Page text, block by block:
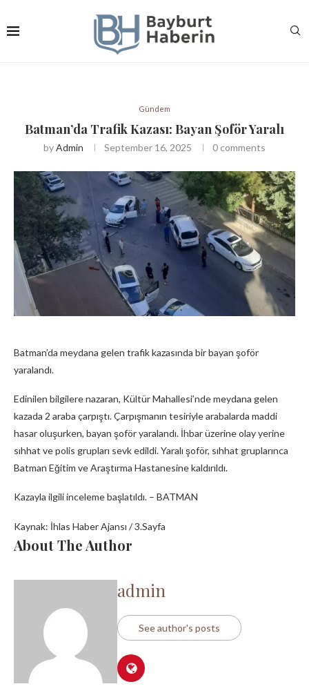
Gündem
Batman’da Trafik Kazası: Bayan Şoför Yaralı
byAdmin September 16, 2025 0 comments
Batman’da meydana gelen trafik kazasında bir bayan şoför
yaralandı.
Edinilen bilgilere nazaran, Kültür Mahallesi’nde meydana gelen
kazada 2 araba çarpıştı. Çarpışmanın tesiriyle arabalarda maddi
hasar oluşurken, bayan şoför yaralandı. İhbar üzerine olay yerine
sıhhat ve polis grupları sevk edildi. Yaralı şoför, sıhhat gruplarınca
Batman Eğitim ve Araştırma Hastanesine kaldırıldı.
Kazayla ilgili inceleme başlatıldı. – BATMAN
Kaynak: İhlas Haber Ajansı / 3.Sayfa
About The Author
admin
See author's posts